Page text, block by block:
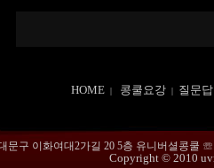
HOME | 콩쿨요강 | 질문
문구 이화여대2가길 20 5층 유니버셜콩쿨 ☏
Copyright © 2010